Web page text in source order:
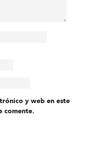
y web en este
comente.